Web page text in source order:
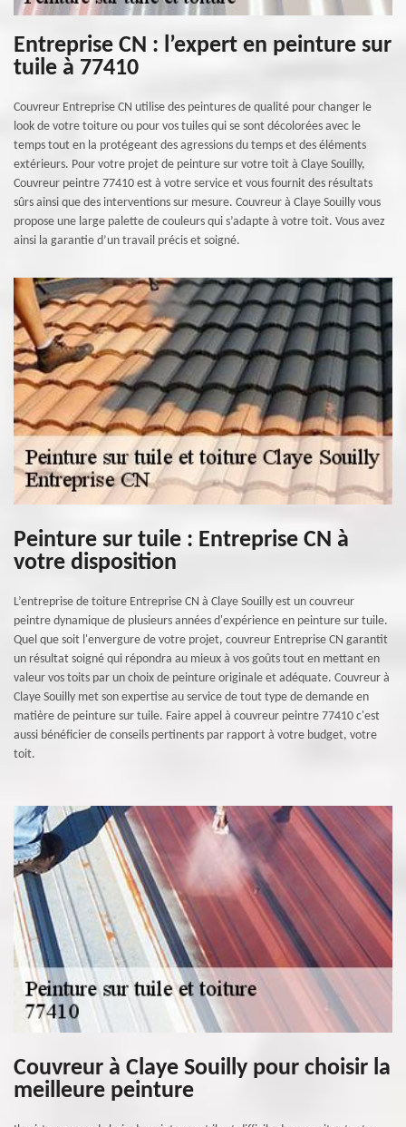
Entreprise CN : l’expert en peinture sur
tuile à 77410
Couvreur Entreprise CN utilise des peintures de qualité pour changer le
look de votre toiture ou pour vos tuiles qui se sont décolorées avec le
temps tout en la protégeant des agressions du temps et des éléments
extérieurs. Pour votre projet de peinture sur votre toit à Claye Souilly,
Couvreur peintre 77410 est à votre service et vous fournit des résultats
sûrs ainsi que des interventions sur mesure. Couvreur à Claye Souilly vous
propose une large palette de couleurs qui s’adapte à votre toit. Vous avez
ainsi la garantie d’un travail précis et soigné.
Peinture sur tuile : Entreprise CN à
votre disposition
L’entreprise de toiture Entreprise CN à Claye Souilly est un couvreur
peintre dynamique de plusieurs années d'expérience en peinture sur tuile.
Quel que soit l'envergure de votre projet, couvreur Entreprise CN garantit
un résultat soigné qui répondra au mieux à vos goûts tout en mettant en
valeur vos toits par un choix de peinture originale et adéquate. Couvreur à
Claye Souilly met son expertise au service de tout type de demande en
matière de peinture sur tuile. Faire appel à couvreur peintre 77410 c'est
aussi bénéficier de conseils pertinents par rapport à votre budget, votre
toit.
Couvreur à Claye Souilly pour choisir la
meilleure peinture